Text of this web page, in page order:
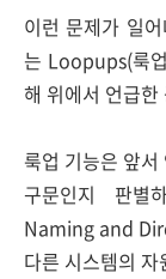
이런 문제가 일
는 Loopups(룩
해 위에서 언급
룩업 기능은 앞
구문인지 판
Naming and
다른 시스템의